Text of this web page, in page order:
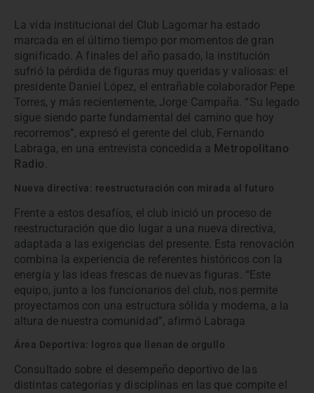
La vida institucional del Club Lagomar ha estado
marcada en el último tiempo por momentos de gran
significado. A finales del año pasado, la institución
sufrió la pérdida de figuras muy queridas y valiosas: el
presidente Daniel López, el entrañable colaborador Pepe
Torres, y más recientemente, Jorge Campaña. “Su legado
sigue siendo parte fundamental del camino que hoy
recorremos”, expresó el gerente del club, Fernando
Labraga, en una entrevista concedida a Metropolitano
Radio .
Nueva directiva: reestructuración con mirada al futuro
Frente a estos desafíos, el club inició un proceso de
reestructuración que dio lugar a una nueva directiva,
adaptada a las exigencias del presente. Esta renovación
combina la experiencia de referentes históricos con la
energía y las ideas frescas de nuevas figuras. “Este
equipo, junto a los funcionarios del club, nos permite
proyectarnos con una estructura sólida y moderna, a la
altura de nuestra comunidad”, afirmó Labraga
Área Deportiva: logros que llenan de orgullo
Consultado sobre el desempeño deportivo de las
distintas categorías y disciplinas en las que compite el